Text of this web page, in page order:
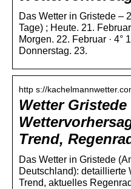
Das Wetter in Gristede –
Tage) ; Heute. 21.
Morgen. 22. Februar · 4°
Donnerstag. 23.
http s://
Wetter Gristede
Trend,
Das Wetter in Gristede
Deutschland): detaillierte
Trend, aktuelles